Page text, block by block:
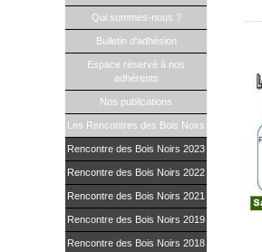
Qui sommes-nous ?
Bulletin d'adhésion
Espace réservé à nos
adhérents
Nos publications
Les Rencontres des Bois Noirs
Rencontre des Bois Noirs 2023
Rencontre des Bois Noirs 2022
Rencontre des Bois Noirs 2021
Rencontre des Bois Noirs 2019
Rencontre des Bois Noirs 2018